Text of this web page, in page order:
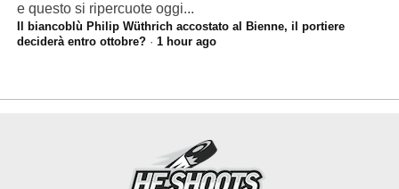
e questo si ripercuote oggi...
Il biancoblù Philip Wüthrich accostato al Bienne, il portiere
deciderà entro ottobre?· 1 hour ago